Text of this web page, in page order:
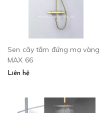
Sen cây tắm đứng mạ vàng
MAX 66
Liên hệ